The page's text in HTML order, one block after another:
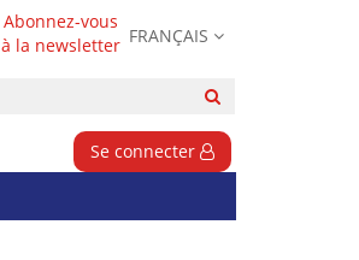
Abonnez-vous
à la newsletter FRANÇAIS
Se connecter